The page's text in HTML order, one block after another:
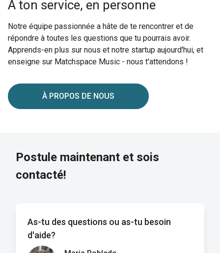
À ton service, en personne
Notre équipe passionnée a hâte de te rencontrer et de
répondre à toutes les questions que tu pourrais avoir.
Apprends-en plus sur nous et notre startup aujourd'hui, et
enseigne sur Matchspace Music - nous t'attendons !
À PROPOS DE NOUS
Postule maintenant et sois
contacté!
As-tu des questions ou as-tu besoin
d'aide?